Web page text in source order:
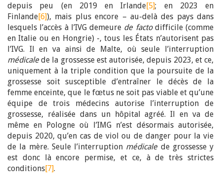
depuis peu (en 2019 en Irlande[5]; en 2023 en
Finlande[6]), mais plus encore – au-delà des pays dans
lesquels l’accès à l’IVG demeure de factodifficile (comme
en Italie ou en Hongrie) -, tous les États n’autorisent pas
l’IVG. Il en va ainsi de Malte, où seule l’interruption
médicalede la grossesse est autorisée, depuis 2023, et ce,
uniquement à la triple condition que la poursuite de la
grossesse soit susceptible d’entraîner le décès de la
femme enceinte, que le fœtus ne soit pas viable et qu’une
équipe de trois médecins autorise l’interruption de
grossesse, réalisée dans un hôpital agréé. Il en va de
même en Pologne où l’IMG n’est désormais autorisée,
depuis 2020, qu’en cas de viol ou de danger pour la vie
de la mère. Seule l’interruption médicale de grossesse y
est donc là encore permise, et ce, à de très strictes
conditions[7].